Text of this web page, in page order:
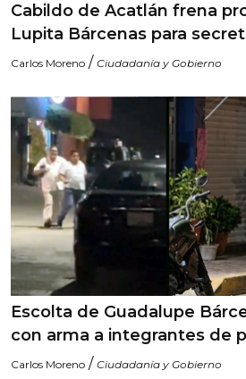
Cabildo de Acatlán frena
Lupita Bárcenas para
Carlos Moreno / Ciudadanía y Gobierno
Escolta de Guadalupe
con arma a integrantes de
Carlos Moreno / Ciudadanía y Gobierno